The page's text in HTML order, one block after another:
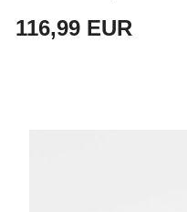
116,99 EUR